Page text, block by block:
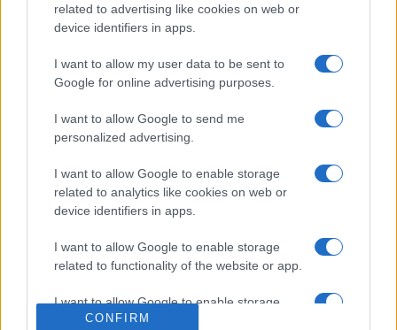
related to advertising like cookies on web or
device identifiers in apps.
I want to allow my user data to be sent to
Google for online advertising purposes.
I want to allow Google to send me
personalized advertising.
I want to allow Google to enable storage
related to analytics like cookies on web or
device identifiers in apps.
I want to allow Google to enable storage
related to functionality of the website or app.
I want to allow Google to enable storage
related to personalization.
CONFIRM
Rómában adtak koncertet. A versenyt és az ünnepélyes
díjátadót hétfőn tartották meg.
A hazai művészeti élet egyik legfényesebb csillaga
a 46 éve működő nyíregyházi Cantemus
kóruscsalád. Szabó Soma Liszt Ferenc-díjas
karnagyot nyíregyházi tematikus sorozatunkban
kérdeztük az énekkar születéséről, sikereiről,
terveiről és mindennapjairól.